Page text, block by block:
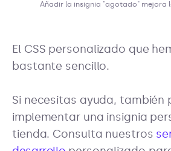
Añadir la insignia "agotado" mejora
El CSS personalizado que
bastante sencillo.
Si necesitas ayuda, también
implementar una insignia
tienda. Consulta nuestros